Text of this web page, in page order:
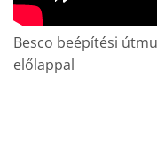
Besco beépítési
előlappal